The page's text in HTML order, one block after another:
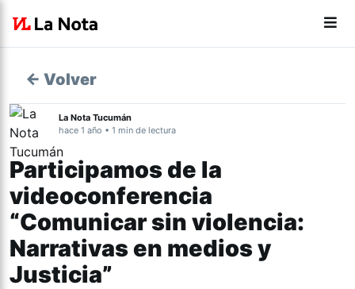
← Volver
La Nota Tucumán
hace 1 año • 1 min de lectura
Participamos de la
videoconferencia
“Comunicar sin violencia:
Narrativas en medios y
Justicia”